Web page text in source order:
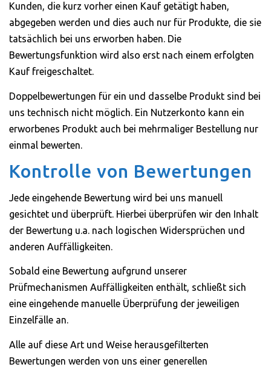
Kunden, die kurz vorher einen Kauf getätigt haben,
abgegeben werden und dies auch nur für Produkte, die sie
tatsächlich bei uns erworben haben. Die
Bewertungsfunktion wird also erst nach einem erfolgten
Kauf freigeschaltet.
Doppelbewertungen für ein und dasselbe Produkt sind bei
uns technisch nicht möglich. Ein Nutzerkonto kann ein
erworbenes Produkt auch bei mehrmaliger Bestellung nur
einmal bewerten.
Kontrolle von Bewertungen
Jede eingehende Bewertung wird bei uns manuell
gesichtet und überprüft. Hierbei überprüfen wir den Inhalt
der Bewertung u.a. nach logischen Widersprüchen und
anderen Auffälligkeiten.
Sobald eine Bewertung aufgrund unserer
Prüfmechanismen Auffälligkeiten enthält, schließt sich
eine eingehende manuelle Überprüfung der jeweiligen
Einzelfälle an.
Alle auf diese Art und Weise herausgefilterten
Bewertungen werden von uns einer generellen